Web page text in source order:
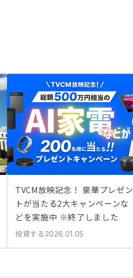
TVCM放映記念！ 豪華プレゼン
トが当たる2大キャンペーンな
どを実施中 ※終了しました
投資する 2026.01.05